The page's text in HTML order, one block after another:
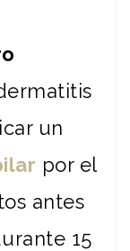
un
por el
antes
15